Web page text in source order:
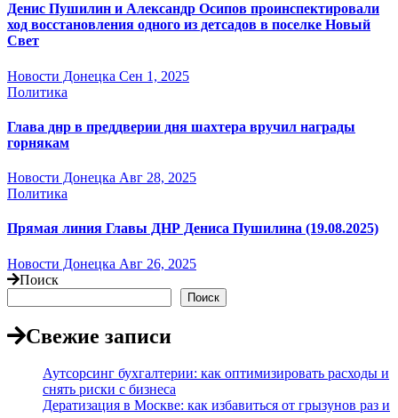
Денис Пушилин и Александр Осипов проинспектировали
ход восстановления одного из детсадов в поселке Новый
Свет
Новости Донецка Сен 1, 2025
Политика
Глава днр в преддверии дня шахтера вручил награды
горнякам
Новости Донецка Авг 28, 2025
Политика
Прямая линия Главы ДНР Дениса Пушилина (19.08.2025)
Новости Донецка Авг 26, 2025
Поиск
Поиск
Свежие записи
Аутсорсинг бухгалтерии: как оптимизировать расходы и
снять риски с бизнеса
Дератизация в Москве: как избавиться от грызунов раз и